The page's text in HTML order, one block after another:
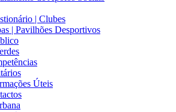
| Clubes
| Pavilhões Desportivos
Úteis